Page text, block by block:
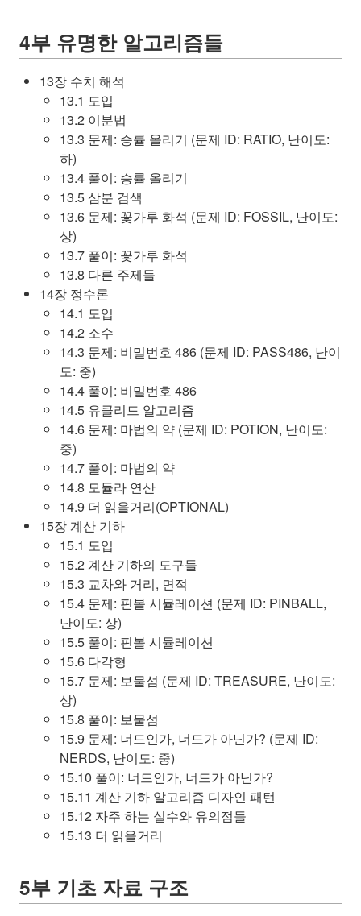
4부 유명한 알고리즘들
13장 수치 해석
13.1 도입
13.2 이분법
13.3 문제: 승률 올리기 (문제 ID: RATIO, 난이도:
하)
13.4 풀이: 승률 올리기
13.5 삼분 검색
13.6 문제: 꽃가루 화석 (문제 ID: FOSSIL, 난이도:
상)
13.7 풀이: 꽃가루 화석
13.8 다른 주제들
14장 정수론
14.1 도입
14.2 소수
14.3 문제: 비밀번호 486 (문제 ID: PASS486, 난이
도: 중)
14.4 풀이: 비밀번호 486
14.5 유클리드 알고리즘
14.6 문제: 마법의 약 (문제 ID: POTION, 난이도:
중)
14.7 풀이: 마법의 약
14.8 모듈라 연산
14.9 더 읽을거리(OPTIONAL)
15장 계산 기하
15.1 도입
15.2 계산 기하의 도구들
15.3 교차와 거리, 면적
15.4 문제: 핀볼 시뮬레이션 (문제 ID: PINBALL,
난이도: 상)
15.5 풀이: 핀볼 시뮬레이션
15.6 다각형
15.7 문제: 보물섬 (문제 ID: TREASURE, 난이도:
상)
15.8 풀이: 보물섬
15.9 문제: 너드인가, 너드가 아닌가? (문제 ID:
NERDS, 난이도: 중)
15.10 풀이: 너드인가, 너드가 아닌가?
15.11 계산 기하 알고리즘 디자인 패턴
15.12 자주 하는 실수와 유의점들
15.13 더 읽을거리
5부 기초 자료 구조